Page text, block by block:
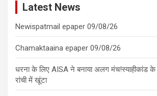
Latest News
Newispatmail epaper 09/08/26
Chamaktaaina epaper 09/08/26
धरना के लिए AISA ने बनाया अलग मंच!स्याहीकांड के
रांची में खूंटा